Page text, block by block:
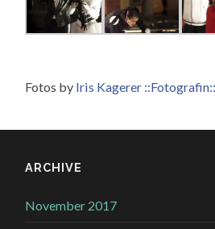
Fotos by Iris Kagerer ::Fotografin::
ARCHIVE
November 2017